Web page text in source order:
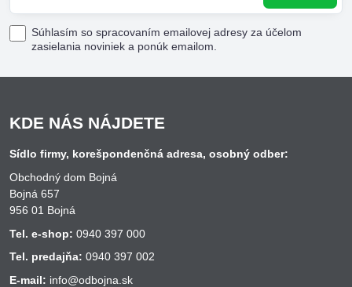
Súhlasím so spracovaním emailovej adresy za účelom
zasielania noviniek a ponúk emailom.
KDE NÁS NÁJDETE
Sídlo firmy, korešpondenčná adresa, osobný odber:
Obchodný dom Bojná
Bojná 657
956 01 Bojná
Tel. e-shop: 0940 397 000
Tel. predajňa: 0940 397 002
E-mail: info@odbojna.sk